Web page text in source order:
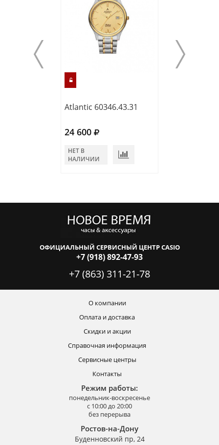
Atlantic 60346.43.31
24 600
НЕТ В
НАЛИЧИИ
ОФИЦИАЛЬНЫЙ СЕРВИСНЫЙ ЦЕНТР CASIO
+7 (918) 892-47-93
+7 (863) 311-21-78
О компании
Оплата и доставка
Скидки и акции
Справочная информация
Сервисные центры
Контакты
Режим работы:
понедельник-воскресенье
с 10:00 до 20:00
без перерыва
Ростов-на-Дону
Буденновский пр, 24